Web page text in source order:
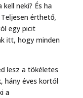
neki? És ha
érthető,
egy picit
itt, hogy minden
lesz a tökéletes
hány éves kortól
a